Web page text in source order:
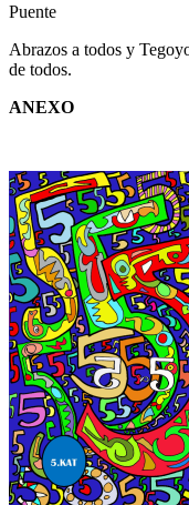
Puente
Abrazos a todos y
de todos.
ANEXO